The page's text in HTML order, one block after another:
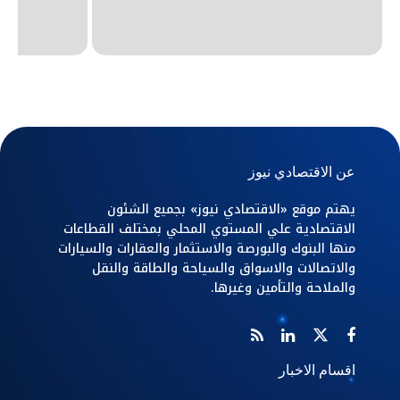
عن الاقتصادي نيوز
يهتم موقع «الاقتصادي نيوز» بجميع الشئون
الاقتصادية علي المستوي المحلي بمختلف القطاعات
منها البنوك والبورصة والاستثمار والعقارات والسيارات
والاتصالات والاسواق والسياحة والطاقة والنقل
والملاحة والتأمين وغيرها.
اقسام الاخبار